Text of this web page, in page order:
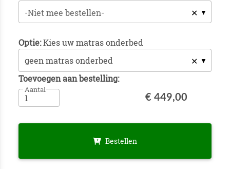
✕
-Niet mee bestellen-
Optie:Kies uw matras onderbed
✕
Toevoegen aan bestelling:
Aantal
€ 449,00
Bestellen